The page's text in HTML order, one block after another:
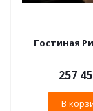
Гостиная
257
В